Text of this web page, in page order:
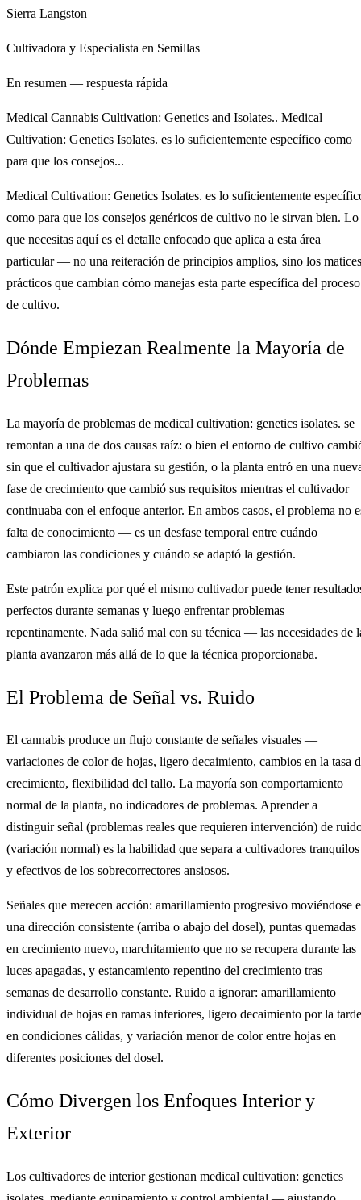
Sierra Langston
Cultivadora y Especialista en Semillas
En resumen — respuesta rápida
Medical Cannabis Cultivation: Genetics and Isolates.. Medical
Cultivation: Genetics Isolates. es lo suficientemente específico como
para que los consejos...
Medical Cultivation: Genetics Isolates. es lo suficientemente
como para que los consejos genéricos de cultivo no le sirvan bien. Lo
que necesitas aquí es el detalle enfocado que aplica a esta área
particular — no una reiteración de principios amplios, sino los matices
prácticos que cambian cómo manejas esta parte específica del proceso
de cultivo.
Dónde Empiezan Realmente la Mayoría de
Problemas
La mayoría de problemas de medical cultivation: genetics isolates. se
remontan a una de dos causas raíz: o bien el entorno de cultivo
sin que el cultivador ajustara su gestión, o la planta entró en una
fase de crecimiento que cambió sus requisitos mientras el cultivador
continuaba con el enfoque anterior. En ambos casos, el problema no
falta de conocimiento — es un desfase temporal entre cuándo
cambiaron las condiciones y cuándo se adaptó la gestión.
Este patrón explica por qué el mismo cultivador puede tener
perfectos durante semanas y luego enfrentar problemas
repentinamente. Nada salió mal con su técnica — las necesidades de
planta avanzaron más allá de lo que la técnica proporcionaba.
El Problema de Señal vs. Ruido
El cannabis produce un flujo constante de señales visuales —
variaciones de color de hojas, ligero decaimiento, cambios en la tasa
crecimiento, flexibilidad del tallo. La mayoría son comportamiento
normal de la planta, no indicadores de problemas. Aprender a
distinguir señal (problemas reales que requieren intervención) de
(variación normal) es la habilidad que separa a cultivadores tranquilos
y efectivos de los sobrecorrectores ansiosos.
Señales que merecen acción: amarillamiento progresivo moviéndose
una dirección consistente (arriba o abajo del dosel), puntas quemadas
en crecimiento nuevo, marchitamiento que no se recupera durante las
luces apagadas, y estancamiento repentino del crecimiento tras
semanas de desarrollo constante. Ruido a ignorar: amarillamiento
individual de hojas en ramas inferiores, ligero decaimiento por la tarde
en condiciones cálidas, y variación menor de color entre hojas en
diferentes posiciones del dosel.
Cómo Divergen los Enfoques Interior y
Exterior
Los cultivadores de interior gestionan medical cultivation: genetics